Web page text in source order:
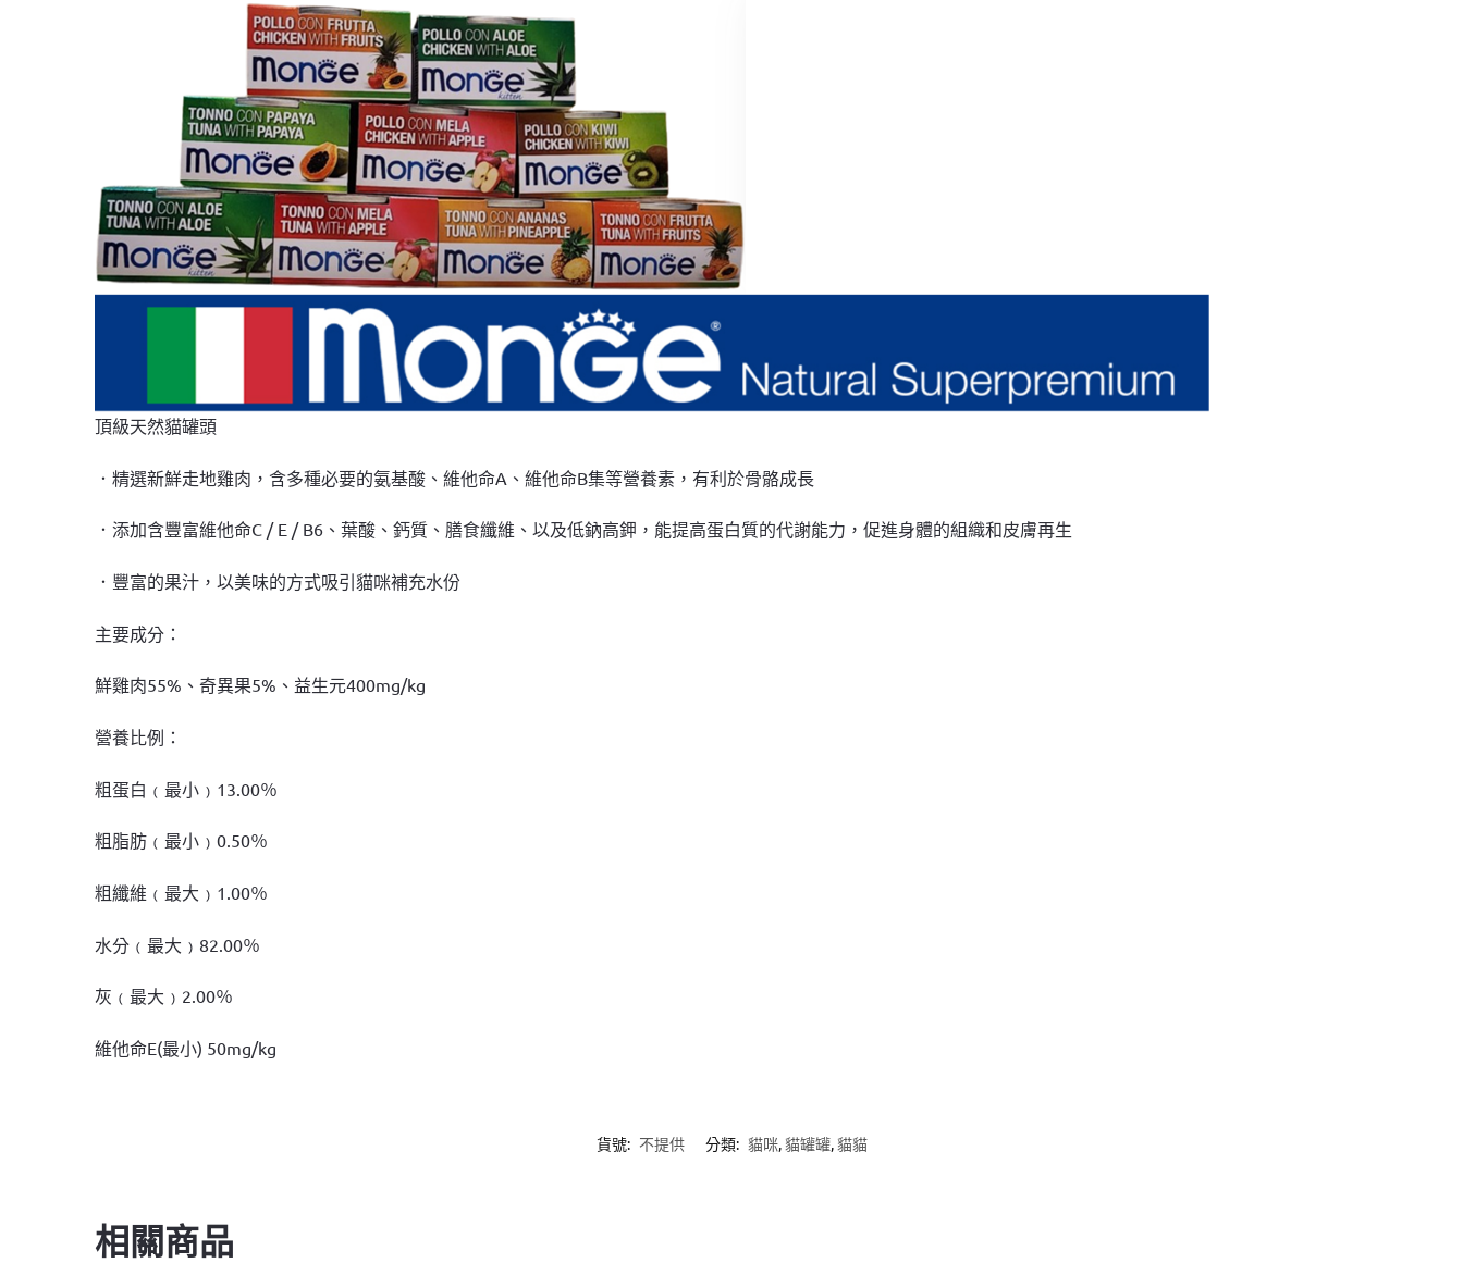
頂級天然貓罐頭
．精選新鮮走地雞肉，含多種必要的氨基酸、維他命A、維他命B集等營養素，有利於骨骼成長
．添加含豐富維他命C / E / B6、葉酸、鈣質、膳食纖維、以及低鈉高鉀，能提高蛋白質的代謝能力，促進身體的組織和皮膚再生
．豐富的果汁，以美味的方式吸引貓咪補充水份
主要成分：
鮮雞肉55%、奇異果5%、益生元400mg/kg
營養比例：
粗蛋白﹙最小﹚13.00％
粗脂肪﹙最小﹚0.50％
粗纖維﹙最大﹚1.00％
水分﹙最大﹚82.00％
灰﹙最大﹚2.00％
維他命E(最小) 50mg/kg
貨號: 不提供 分類: 貓咪, 貓罐罐, 貓貓
相關商品